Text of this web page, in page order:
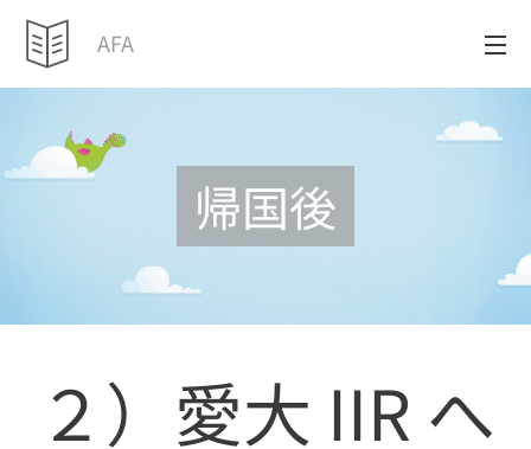
AFA
帰国後
２）愛大 IIR へ